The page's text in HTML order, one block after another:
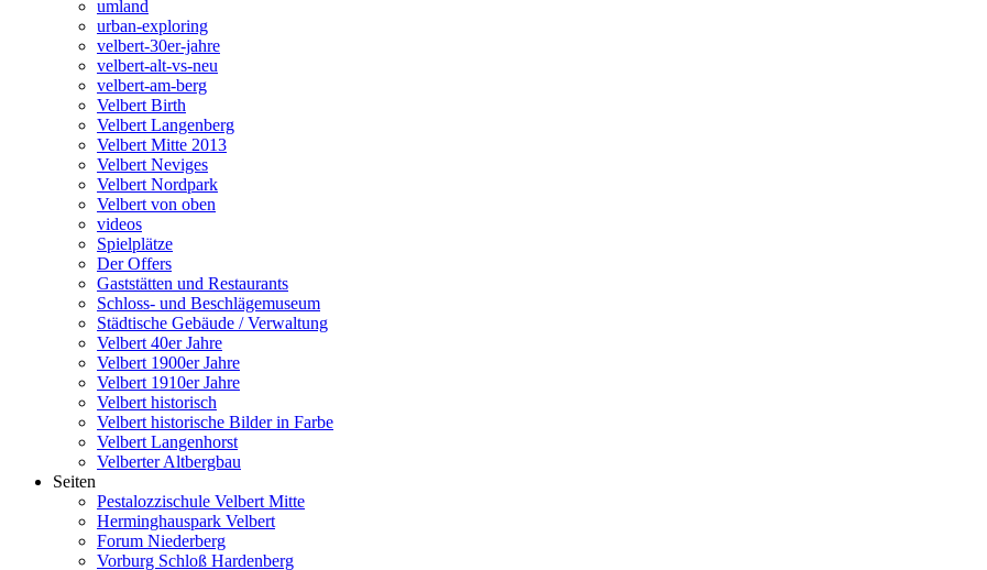
umland
urban-exploring
velbert-30er-jahre
velbert-alt-vs-neu
velbert-am-berg
Velbert Birth
Velbert Langenberg
Velbert Mitte 2013
Velbert Neviges
Velbert Nordpark
Velbert von oben
videos
Spielplätze
Der Offers
Gaststätten und Restaurants
Schloss- und Beschlägemuseum
Städtische Gebäude / Verwaltung
Velbert 40er Jahre
Velbert 1900er Jahre
Velbert 1910er Jahre
Velbert historisch
Velbert historische Bilder in Farbe
Velbert Langenhorst
Velberter Altbergbau
Seiten
Pestalozzischule Velbert Mitte
Herminghauspark Velbert
Forum Niederberg
Vorburg Schloß Hardenberg